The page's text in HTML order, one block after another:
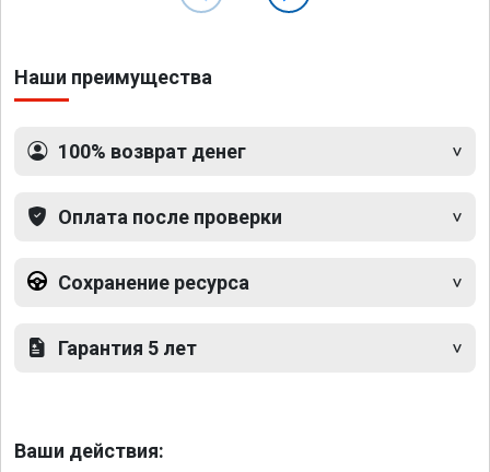
Наши преимущества
100% возврат денег
Оплата после проверки
Сохранение ресурса
Гарантия 5 лет
Ваши действия: